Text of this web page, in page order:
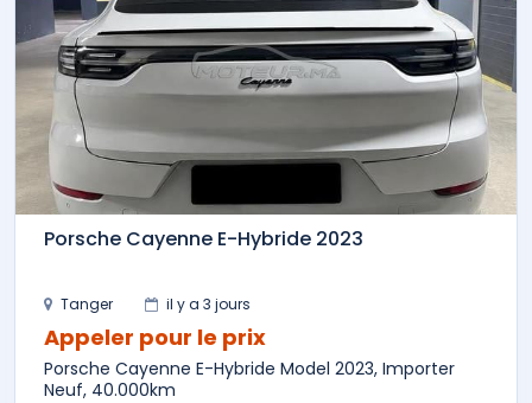
Porsche Cayenne E-Hybride 2023
Tanger il y a 3 jours
Appeler pour le prix
Porsche Cayenne E-Hybride Model 2023, Importer
Neuf, 40.000km